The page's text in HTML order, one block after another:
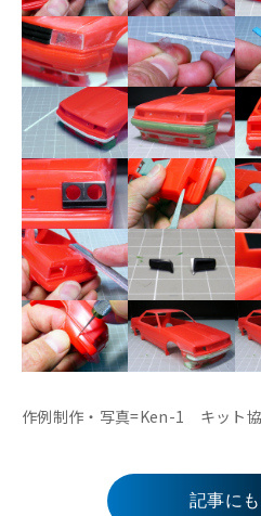
作例制作・写真=Ken-1 キット
記事に